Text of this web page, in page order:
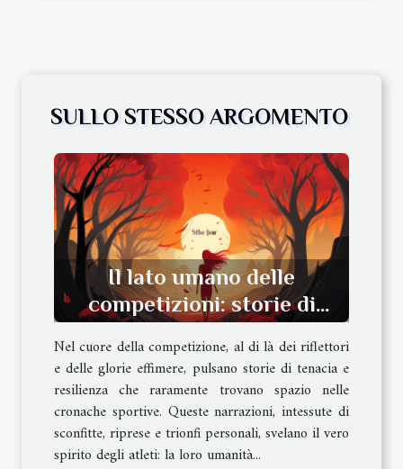
SULLO STESSO ARGOMENTO
Il lato umano delle
competizioni: storie di
resilienza
Nel cuore della competizione, al di là dei riflettori
e delle glorie effimere, pulsano storie di tenacia e
resilienza che raramente trovano spazio nelle
cronache sportive. Queste narrazioni, intessute di
sconfitte, riprese e trionfi personali, svelano il vero
spirito degli atleti: la loro umanità...